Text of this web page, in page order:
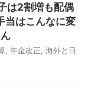
は2割増も配偶
当はこんなに変
年金改正 海外と日